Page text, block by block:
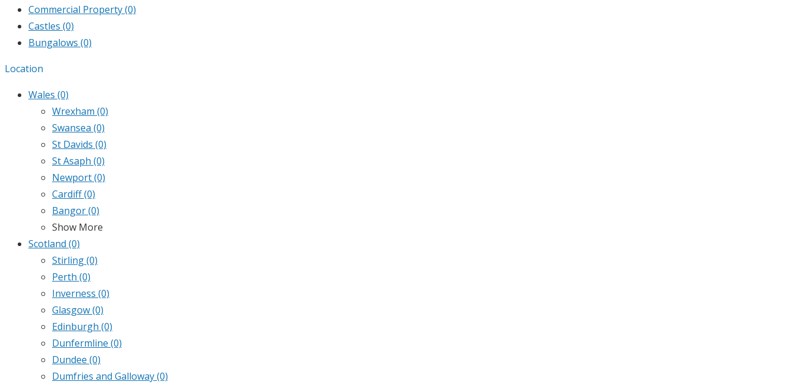
Commercial Property(0)
Castles (0)
Bungalows (0)
Location
Wales (0)
Wrexham (0)
Swansea (0)
St Davids (0)
St Asaph (0)
Newport(0)
Cardiff(0)
Bangor(0)
Show More
Scotland (0)
Stirling(0)
Perth (0)
Inverness (0)
Glasgow(0)
Edinburgh (0)
Dunfermline (0)
Dundee (0)
Dumfries and Galloway(0)